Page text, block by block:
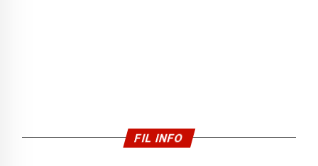
FIL INFO